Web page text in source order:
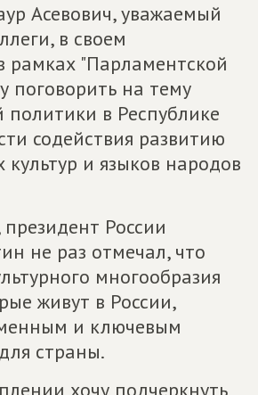
Асевович, уважаемый
в своем
рамках "Парламентской
поговорить на тему
в Республике
содействия развитию
и языков народов
России
не раз отмечал, что
многообразия
живут в России,
и ключевым
страны.
хочу подчеркнуть